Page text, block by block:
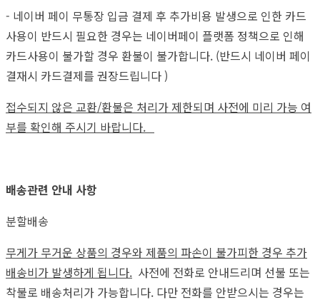
- 네이버 페이 무통장 입금 결제 후 추가비용 발생으로 인한 카드
사용이 반드시 필요한 경우는 네이버페이 플랫폼 정책으로 인해
카드사용이 불가할 경우 환불이 불가합니다. (반드시 네이버 페이
결재시 카드결제를 권장드립니다 )
접수되지 않은 교환/환불은 처리가 제한되며 사전에 미리 가능 여
부를 확인해 주시기 바랍니다.
배송관련 안내 사항
분할배송
무게가 무거운 상품의 경우와 제품의 파손이 불가피한 경우 추가
배송비가 발생하게 됩니다. 사전에 전화로 안내드리며 선불 또는
착불로 배송처리가 가능합니다. 다만 전화를 안받으시는 경우는